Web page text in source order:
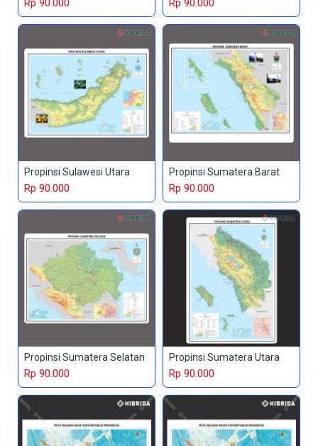
Rp 90.000 Rp 90.000
Propinsi Sulawesi Utara
Rp 90.000
Propinsi Sumatera Barat
Rp 90.000
Propinsi Sumatera Selatan
Rp 90.000
Propinsi Sumatera Utara
Rp 90.000